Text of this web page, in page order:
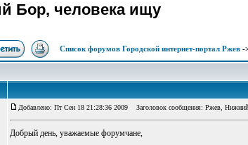
Бор, человека ищу
Список форумов Городской интернет-портал Ржев-
Добавлено: Пт Сен 18 21:28:36 2009 Заголовок сообщения: Ржев,
Добрый день, уважаемые форумчане,